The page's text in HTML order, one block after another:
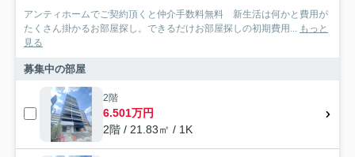
アンティホームでご契約頂くと仲介手数料無料 新生活は何かと費用が
たくさん掛かるお部屋探し。できるだけお部屋探しの初期費用...
もっと
見る
募集中の部屋
2階
6.501万円
2階 / 21.83㎡ / 1K